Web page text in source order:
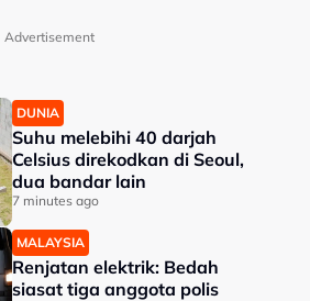
Advertisement
DUNIA
Suhu melebihi 40 darjah
Celsius direkodkan di Seoul,
dua bandar lain
7 minutes ago
MALAYSIA
Renjatan elektrik: Bedah
siasat tiga anggota polis